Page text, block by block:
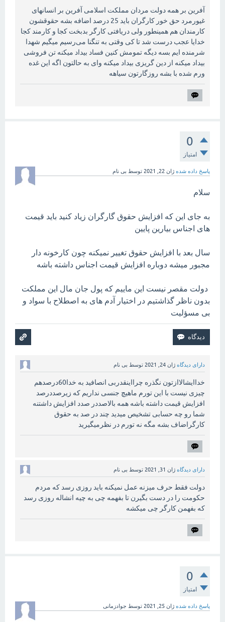
آفرین بر همه دولت مردان مملکت اسلامی آفرین بر انسانهای
غیورمرد حق خور کارگران باید 25 درصد اضافه بشه حقوقشون
کارمندان هم همینطور ولی دریافتی کارگر بدبخت کجا و کارمند کجا
خدایا عجب درست شد تا کی وقتی به تنگنا می‌رسیم میگیم شهدا
شرمنده ایم بسه دیگه تمومش کنین فساد بیداد میکنه تن فروشی
بیداد میکنه از دین گریزی بیداد میکنه وای به حالتون اگه این غده
ورم شده با بشه روزگارتون سیاهه
0
امتیاز
پاسخ داده شده ژان 22, 2021 توسط بی نام
سلام
به جای این که افزایش حقوق گارگران زیاد کنید باید قیمت
های اجناس بیارین پایین
سال بعد با افزایش حقوق تغییر نمیکنه چون کارخونه دار
مجبور میشه دوباره افزایش قیمت اجناس داشته باشه
دولت مقصر نیست این ماییم که پول جان مال این مملکت
بدون ناظر گذاشتیم در اختیار آدم های به اصطلاح با سواد و
بی مسؤلیت
دارای دیدگاه ژان 24, 2021 توسط بی نام
خداایشالاازتون نگذره چرااینقدربی انصافید به خدا60درصدهم
چیزی نیست با این تورم ماهیچ جنسی نداریم که زیرصددرصد
افزایش قیمت داشته باشه همه بالاصددر صدد افزایش داشتنه
شما رو چه حسابی تشخیص میدید چند در صد به حقوق
کارگراضاف بشه مگه نه تورم در نظرمیگیرید
دارای دیدگاه ژان 31, 2021 توسط بی نام
دولت فقط حرف میزنه عمل نمیکنه باید روزی رسد که مردم
حکومت را در دست بگیرن تا بفهمه چی به چیه انشاله روزی رسد
که بفهمن کارگر چی میکشه
0
امتیاز
پاسخ داده شده ژان 25, 2021 توسط جوادزمانی